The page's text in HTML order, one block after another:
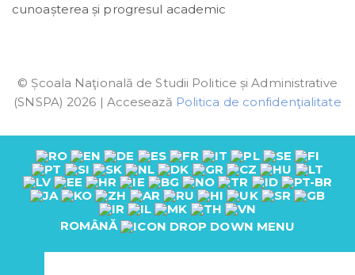
cunoașterea și progresul academic
© Școala Naţională de Studii Politice și Administrative
(SNSPA) 2026 | Accesează Politica de confidenţialitate
ROMÂNĂ